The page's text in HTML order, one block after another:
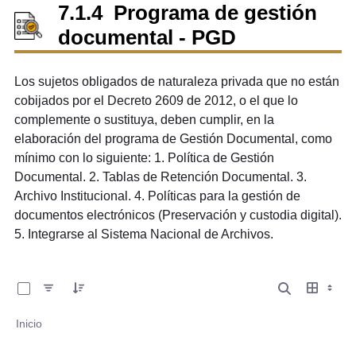
7.1.4 Programa de gestión
documental - PGD
Los sujetos obligados de naturaleza privada que no están
cobijados por el Decreto 2609 de 2012, o el que lo
complemente o sustituya, deben cumplir, en la
elaboración del programa de Gestión Documental, como
mínimo con lo siguiente: 1. Política de Gestión
Documental. 2. Tablas de Retención Documental. 3.
Archivo Institucional. 4. Políticas para la gestión de
documentos electrónicos (Preservación y custodia digital).
5. Integrarse al Sistema Nacional de Archivos.
Inicio